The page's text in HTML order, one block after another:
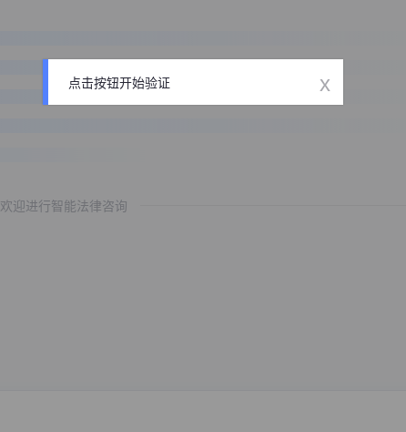
欢迎进行智能法律咨询
点击按钮开始验证 x